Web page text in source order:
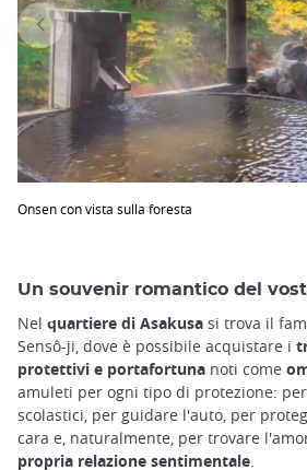
Onsen con vista sulla foresta
Un souvenir romantico del
Nel quartiere di Asakusa si trova il
Sensô-ji, dove è possibile acquistare i
protettivi e portafortuna noti come
amuleti per ogni tipo di protezione:
scolastici, per guidare l'auto, per
cara e, naturalmente, per trovare
propria relazione sentimentale.